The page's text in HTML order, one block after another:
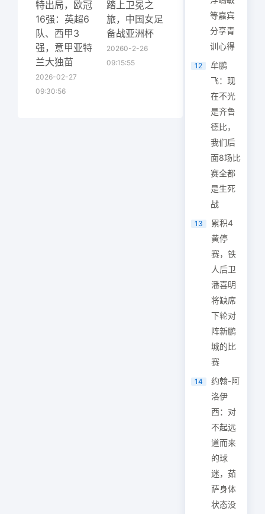
特出局，欧冠
16强：英超6
队、西甲3
强，意甲亚特
兰大独苗
2026-02-27
09:30:56
踏上卫冕之
旅，中国女足
备战亚洲杯
20260-2-26
09:15:55
等嘉宾
分享青
训心得
12
牟鹏
飞：现
在不光
是齐鲁
德比，
我们后
面8场比
赛全都
是生死
战
13
累积4
黄停
赛，铁
人后卫
潘喜明
将缺席
下轮对
阵新鹏
城的比
赛
14
约翰-阿
洛伊
西：对
不起远
道而来
的球
迷，茹
萨身体
状态没